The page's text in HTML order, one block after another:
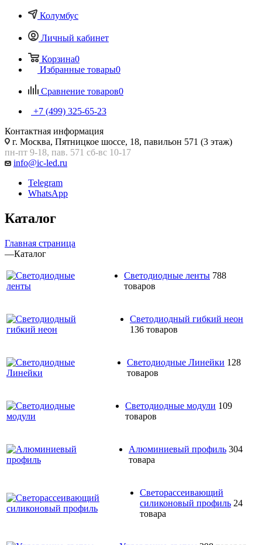
Колумбус
Личный кабинет
Корзина0
Избранные товары0
Сравнение товаров0
+7 (499) 325-65-23
Контактная информация
г. Москва, Пятницкое шоссе, 18, павильон 571 (3 этаж)
пн-пт 9-18, пав. 571 сб-вс 10-17
info@ic-led.ru
Telegram
WhatsApp
Каталог
Главная страница
—Каталог
Светодиодные ленты 788
товаров
Светодиодный гибкий неон
136 товаров
Светодиодные Линейки 128
товаров
Светодиодные модули 109
товаров
Алюминиевый профиль 304
товара
Светорассеивающий
силиконовый профиль 24
товара